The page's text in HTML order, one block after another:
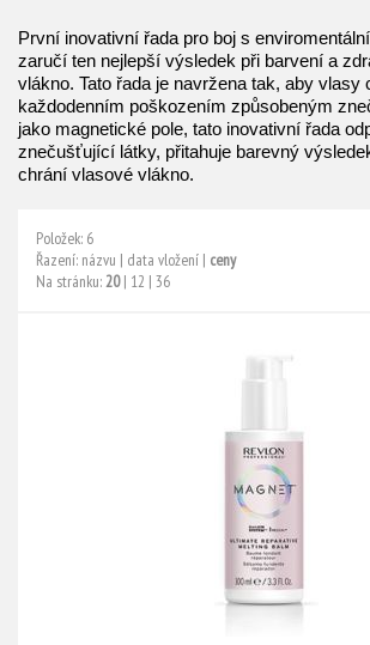
První inovativní řada pro boj s
zaručí ten nejlepší výsledek při barvení a
vlákno. Tato řada je navržena tak, aby vlasy
každodenním poškozením způsobeným
jako magnetické pole, tato inovativní řada
znečušťující látky, přitahuje barevný
chrání vlasové vlákno.
Položek: 6
Řazení: názvu | data vložení | ceny
Na stránku:20| 12 | 36